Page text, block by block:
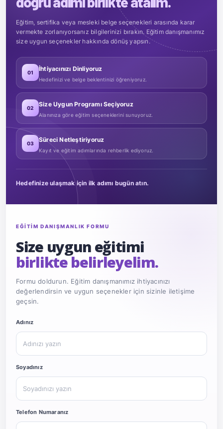
Eğitim, sertifika veya mesleki belge seçenekleri arasında karar
vermekte zorlanıyorsanız bilgilerinizi bırakın. Eğitim danışmanımız
size uygun seçenekler hakkında dönüş yapsın.
01
İhtiyacınızı Dinliyoruz
Hedefinizi ve belge beklentinizi öğreniyoruz.
02
Size Uygun Programı Seçiyoruz
Alanınıza göre eğitim seçeneklerini sunuyoruz.
03
Süreci Netleştiriyoruz
Kayıt ve eğitim adımlarında rehberlik ediyoruz.
Hedefinize ulaşmak için ilk adımı bugün atın.
EĞİTİM DANIŞMANLIK FORMU
Size uygun eğitimi
birlikte belirleyelim.
Formu doldurun. Eğitim danışmanımız ihtiyacınızı
değerlendirsin ve uygun seçenekler için sizinle iletişime
geçsin.
Website
Adınız
Soyadınız
Telefon Numaranız